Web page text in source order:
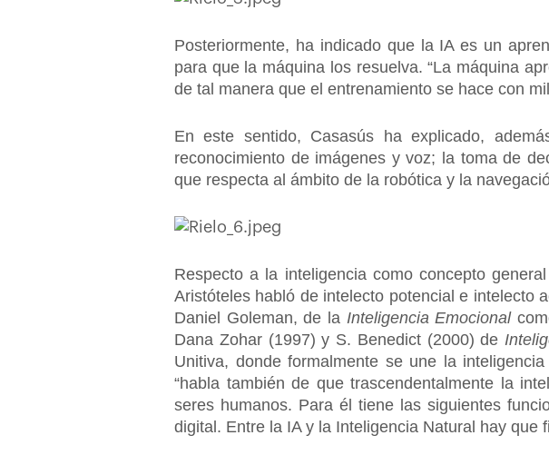
Posteriormente, ha indicado que la IA es un
para que la máquina los resuelva. “La máquina
de tal manera que el entrenamiento se hace con
En este sentido, Casasús ha explicado,
reconocimiento de imágenes y voz; la toma de
que respecta al ámbito de la robótica y la
Respecto a la inteligencia como concepto
Aristóteles habló de intelecto potencial e intelecto
Daniel Goleman, de la Inteligencia Emocional
Dana Zohar (1997) y S. Benedict (2000) de
Unitiva, donde formalmente se une la
“habla también de que trascendentalmente la
seres humanos. Para él tiene las siguientes
digital. Entre la IA y la Inteligencia Natural hay que